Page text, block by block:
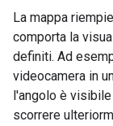
La mappa
comporta la
definiti. Ad
videocamera in
l'angolo è
scorrere